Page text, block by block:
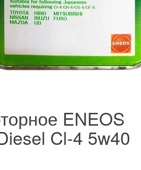
ENEOS
Cl-4 5w40